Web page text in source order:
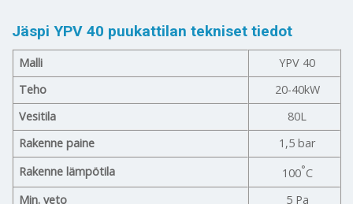
Jäspi YPV 40 puukattilan tekniset tiedot
Malli
YPV 40
Teho
20-40kW
Vesitila
80L
Rakenne paine
1,5 bar
Rakenne lämpötila
100°C
Min. veto
5 Pa